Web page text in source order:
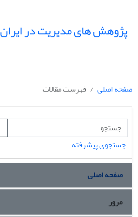
پژوهش های مدیریت در ایران
صفحه اصلی
فهرست مقالات
جستجوی پیشرفته
صفحه اصلی
مرور